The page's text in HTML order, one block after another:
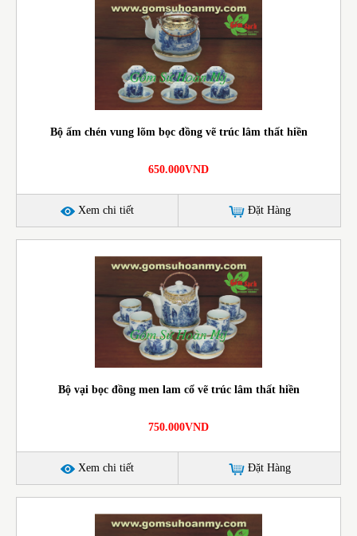
Bộ ấm chén vung lõm bọc đồng vẽ trúc lâm thất hiền
650.000VND
Xem chi tiết Đặt Hàng
Bộ vại bọc đồng men lam cổ vẽ trúc lâm thất hiền
750.000VND
Xem chi tiết Đặt Hàng